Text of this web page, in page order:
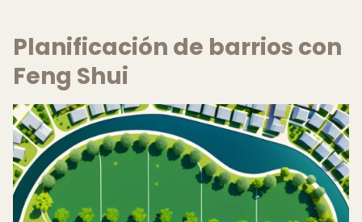
Planificación de barrios con
Feng Shui